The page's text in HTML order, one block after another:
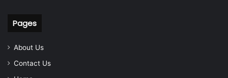
Pages
About Us
Contact Us